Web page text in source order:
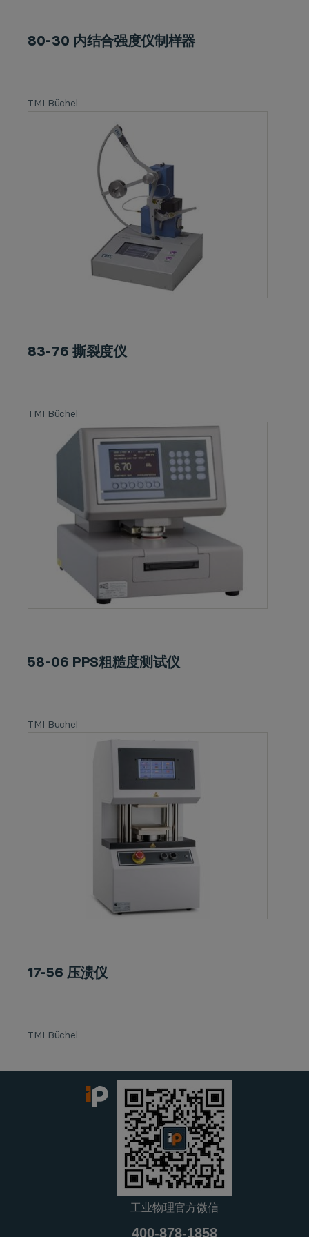
80-30 内结合强度仪制样器
TMI Büchel
83-76 撕裂度仪
TMI Büchel
58-06 PPS粗糙度测试仪
TMI Büchel
17-56 压溃仪
TMI Büchel
工业物理官方微信
400-878-1858